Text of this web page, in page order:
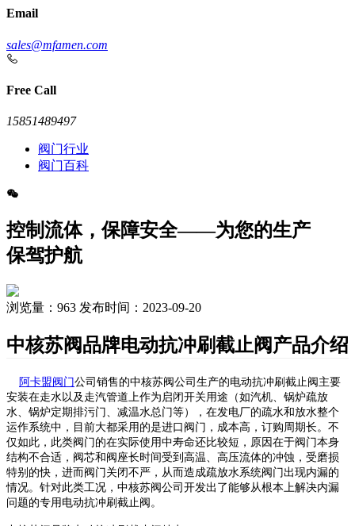
Email
sales@mfamen.com
Free Call
15851489497
阀门行业
阀门百科
控制流体，保障安全——为您的生产
保驾护航
浏览量： 963 发布时间：2023-09-20
中核苏阀品牌电动抗冲刷截止阀产品介绍
阿卡盟阀门公司销售的中核苏阀公司生产的电动抗冲刷截止阀主要
安装在走水以及走汽管道上作为启闭开关用途 （如汽机、锅炉疏放
水、锅炉定期排污门、减温水总门等），在发电厂的疏水和放水整个
运作系统中，目前大都采用 的是进口阀门， 成本高，订购周期长。不
仅如此， 此类阀门的在实际使用中寿命还比较短，原因在于阀门本身
结构不合适 ，阀芯和阀座长时间受到高温、高压流体的冲蚀， 受磨损
特别的快， 进而阀门关闭不严，从而造成疏放水系统阀门出现内漏的
情况。 针对此类工况，中核苏阀公司开发出 了能够 从根本上解决内漏
问题的专用电动抗冲刷截止阀。